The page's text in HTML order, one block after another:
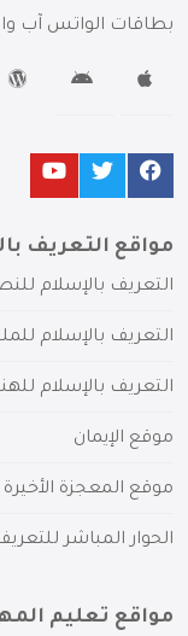
بطاقات الواتس آب
مواقع التعريف
التعريف بالإسلام
التعريف بالإسلام
التعريف بالإسلام
موقع الإيمان
موقع المعجزة الأخيرة
الحوار المباشر
مواقع تعليم